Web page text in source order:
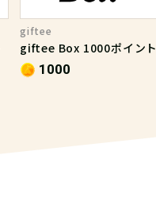
giftee
giftee Box 1000ポイント
1000